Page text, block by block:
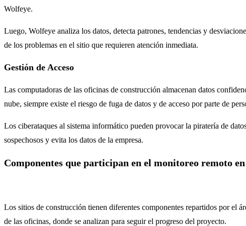
Wolfeye.
Luego, Wolfeye analiza los datos, detecta patrones, tendencias y
de los problemas en el sitio que requieren atención inmediata.
Gestión de Acceso
Las computadoras de las oficinas de construcción almacenan datos
nube, siempre existe el riesgo de fuga de datos y de acceso por parte de
Los ciberataques al sistema informático pueden provocar la piratería de
sospechosos y evita los datos de la empresa.
Componentes que participan en el monitoreo remoto
Los sitios de construcción tienen diferentes componentes repartidos por el
de las oficinas, donde se analizan para seguir el progreso del proyecto.